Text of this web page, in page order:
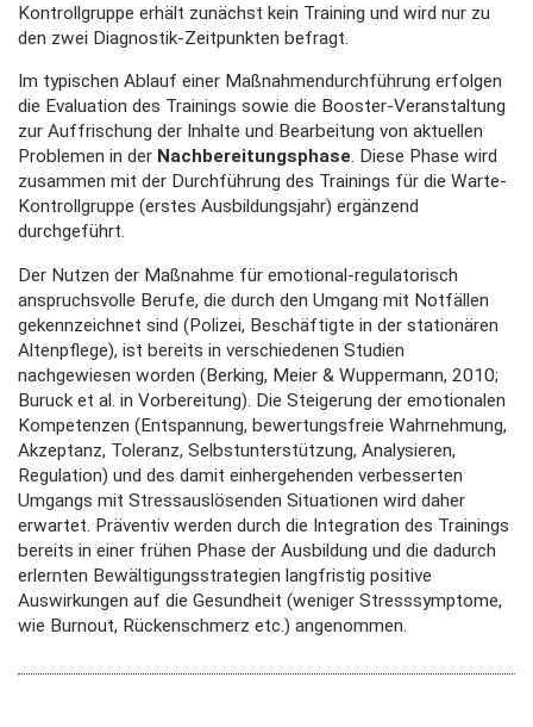
Kontrollgruppe erhält zunächst kein Training und wird nur zu
den zwei Diagnostik-Zeitpunkten befragt.
Im typischen Ablauf einer Maßnahmendurchführung erfolgen
die Evaluation des Trainings sowie die Booster-Veranstaltung
zur Auffrischung der Inhalte und Bearbeitung von aktuellen
Problemen in der Nachbereitungsphase. Diese Phase wird
zusammen mit der Durchführung des Trainings für die Warte-
Kontrollgruppe (erstes Ausbildungsjahr) ergänzend
durchgeführt.
Der Nutzen der Maßnahme für emotional-regulatorisch
anspruchsvolle Berufe, die durch den Umgang mit Notfällen
gekennzeichnet sind (Polizei, Beschäftigte in der stationären
Altenpflege), ist bereits in verschiedenen Studien
nachgewiesen worden (Berking, Meier & Wuppermann, 2010;
Buruck et al. in Vorbereitung). Die Steigerung der emotionalen
Kompetenzen (Entspannung, bewertungsfreie Wahrnehmung,
Akzeptanz, Toleranz, Selbstunterstützung, Analysieren,
Regulation) und des damit einhergehenden verbesserten
Umgangs mit Stressauslösenden Situationen wird daher
erwartet. Präventiv werden durch die Integration des Trainings
bereits in einer frühen Phase der Ausbildung und die dadurch
erlernten Bewältigungsstrategien langfristig positive
Auswirkungen auf die Gesundheit (weniger Stresssymptome,
wie Burnout, Rückenschmerz etc.) angenommen.